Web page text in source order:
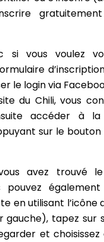
si vous voulez
le login via
du Chili, vous
accéder à la
sur le
avez trouvé
pouvez
en utilisant l’icône
gauche), tapez sur
et choisissez